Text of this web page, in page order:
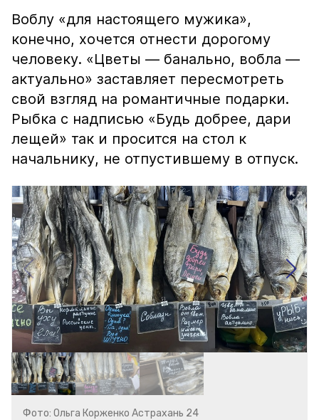
Воблу «для настоящего мужика»,
конечно, хочется отнести дорогому
человеку. «Цветы — банально, вобла —
актуально» заставляет пересмотреть
свой взгляд на романтичные подарки.
Рыбка с надписью «Будь добрее, дари
лещей» так и просится на стол к
начальнику, не отпустившему в отпуск.
Фото: Ольга Корженко Астрахань 24